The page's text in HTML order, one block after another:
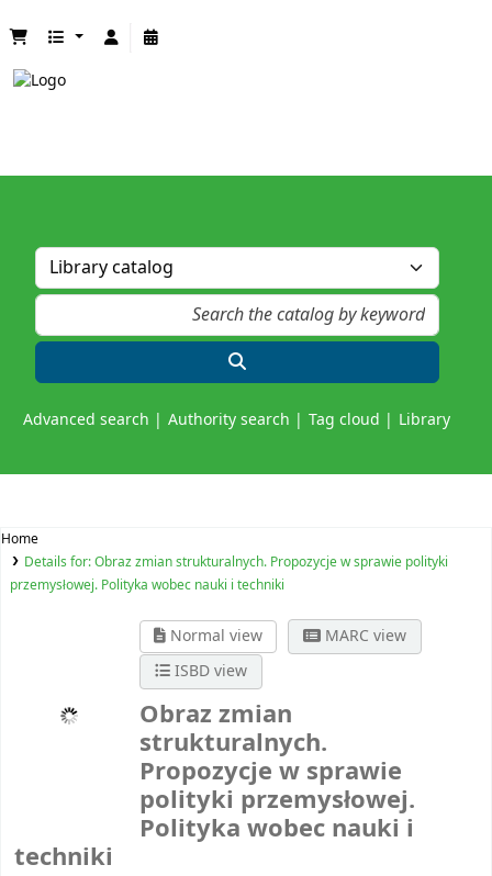
Advanced search Authority search Tag cloud Library
Home
Details for:Obraz zmian strukturalnych. Propozycje w sprawie polityki
przemysłowej. Polityka wobec nauki i techniki
Normal view
MARC view
ISBD view
Obraz zmian
strukturalnych.
Propozycje w sprawie
polityki przemysłowej.
Polityka wobec nauki i
techniki